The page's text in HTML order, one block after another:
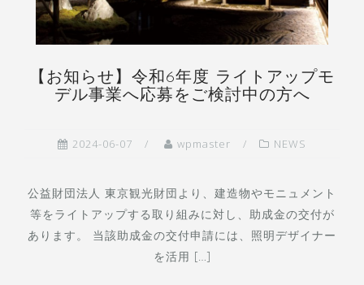
【お知らせ】令和6年度 ライトアップモ
デル事業へ応募をご検討中の方へ
2024-06-07 wpmaster NEWS
公益財団法人 東京観光財団より、建造物やモニュメント
等をライトアップする取り組みに対し、助成金の交付が
あります。 当該助成金の交付申請には、照明デザイナー
を活用 […]